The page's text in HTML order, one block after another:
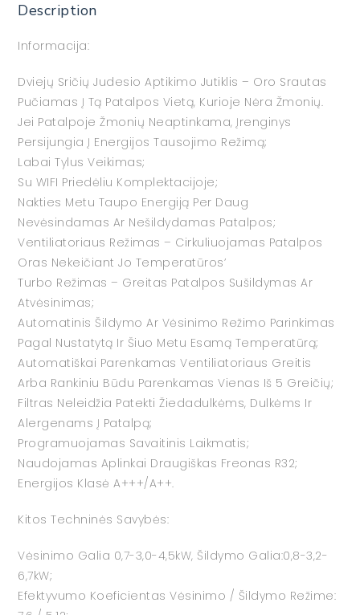
Description
Informacija:
Dviejų Sričių Judesio Aptikimo Jutiklis – Oro Srautas
Pučiamas Į Tą Patalpos Vietą, Kurioje Nėra Žmonių.
Jei Patalpoje Žmonių Neaptinkama, Įrenginys
Persijungia Į Energijos Tausojimo Režimą;
Labai Tylus Veikimas;
Su WIFI Priedėliu Komplektacijoje;
Nakties Metu Taupo Energiją Per Daug
Nevėsindamas Ar Nešildydamas Patalpos;
Ventiliatoriaus Režimas – Cirkuliuojamas Patalpos
Oras Nekeičiant Jo Temperatūros’
Turbo Režimas – Greitas Patalpos Sušildymas Ar
Atvėsinimas;
Automatinis Šildymo Ar Vėsinimo Režimo Parinkimas
Pagal Nustatytą Ir Šiuo Metu Esamą Temperatūrą;
Automatiškai Parenkamas Ventiliatoriaus Greitis
Arba Rankiniu Būdu Parenkamas Vienas Iš 5 Greičių;
Filtras Neleidžia Patekti Žiedadulkėms, Dulkėms Ir
Alergenams Į Patalpą;
Programuojamas Savaitinis Laikmatis;
Naudojamas Aplinkai Draugiškas Freonas R32;
Energijos Klasė A+++/A++.
Kitos Techninės Savybės:
Vėsinimo Galia 0,7-3,0-4,5kW, Šildymo Galia:0,8-3,2-
6,7kW;
Efektyvumo Koeficientas Vėsinimo / Šildymo Režime: